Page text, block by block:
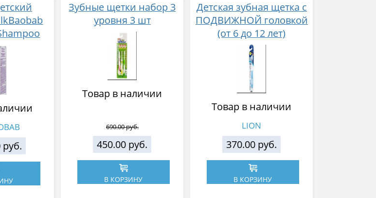
руб.
Зубные щетки набор 3
уровня 3 шт
Товар в наличии
690.00 руб.
450.00 руб.
В КОРЗИНУ
Детская зубная щетка с
ПОДВИЖНОЙ головкой
(от 6 до 12 лет)
Товар в наличии
LION
370.00 руб.
В КОРЗИНУ